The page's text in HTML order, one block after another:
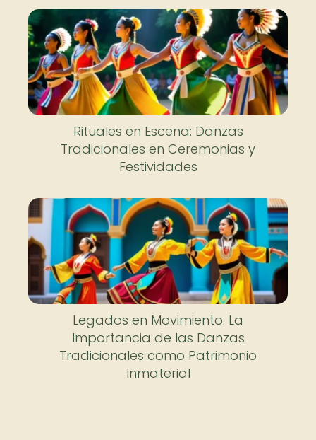
Rituales en Escena: Danzas
Tradicionales en Ceremonias y
Festividades
Legados en Movimiento: La
Importancia de las Danzas
Tradicionales como Patrimonio
Inmaterial